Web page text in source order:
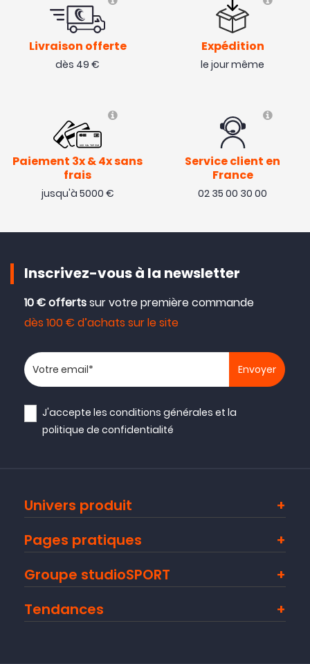
Livraison offerte
dès 49 €
Expédition
le jour même
Paiement 3x & 4x sans
frais
jusqu'à 5000 €
Service client en
France
02 35 00 30 00
Inscrivez-vous à la newsletter
10 € offertssur votre première commande
dès 100 € d’achats sur le site
Votre adresse email
J'accepte lesconditions générales et la
politique de confidentialité
Univers produit
Pages pratiques
Groupe studioSPORT
Tendances